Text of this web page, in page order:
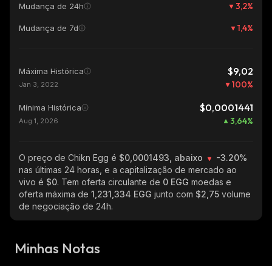
Mudança de 24h 3,2%
Mudança de 7d 1,4%
Máxima Histórica $9,02
Jan 3, 2022 100%
Mínima Histórica $0,0001441
Aug 1, 2026 3,64%
O preço de Chikn Egg é $0,0001493, abaixo
-3.20%
nas últimas 24 horas, e a capitalização de mercado ao
vivo é $0. Tem oferta circulante de 0 EGG moedas e
oferta máxima de 1,231,334 EGG junto com $2,75 volume
de negociação de 24h.
Minhas Notas